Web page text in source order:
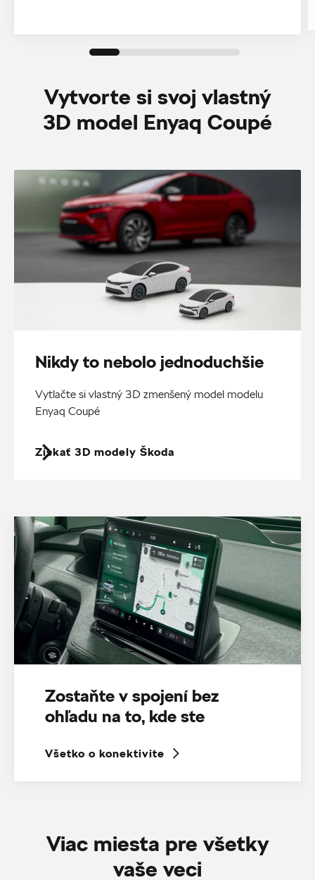
Vytvorte si svoj vlastný
3D model Enyaq Coupé
Nikdy to nebolo jednoduchšie
Vytlačte si vlastný 3D zmenšený model modelu
Enyaq Coupé
Získať 3D modely Škoda
Zostaňte v spojení bez
ohľadu na to, kde ste
Všetko o konektivite
Viac miesta pre všetky
vaše veci